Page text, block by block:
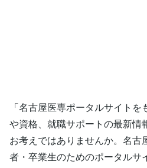
「名古屋医専ポータルサイト
や資格、就職サポートの最新情
お考えではありませんか。名古
者・卒業生のためのポータルサ